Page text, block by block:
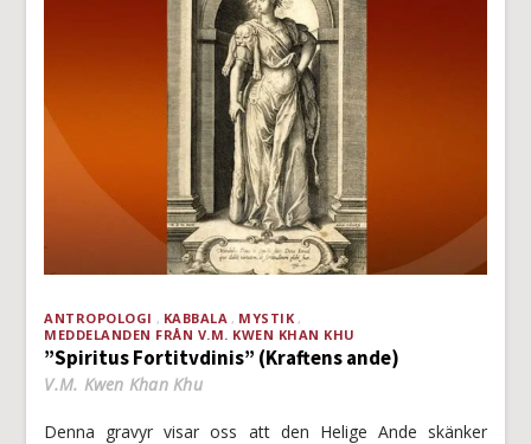
ANTROPOLOGI KABBALA
MYSTIK
MEDDELANDEN FRÅN V.M. KWEN KHAN KHU
”Spiritus Fortitvdinis” (Kraftens ande)
V.M. Kwen Khan Khu
Denna gravyr visar oss att den Helige Ande skänker